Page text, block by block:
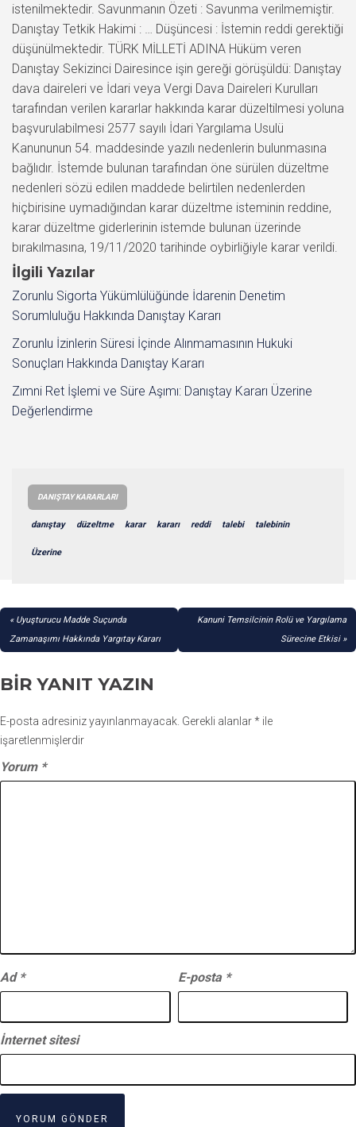
istenilmektedir. Savunmanın Özeti : Savunma verilmemiştir.
Danıştay Tetkik Hakimi : … Düşüncesi : İstemin reddi gerektiği
düşünülmektedir. TÜRK MİLLETİ ADINA Hüküm veren
Danıştay Sekizinci Dairesince işin gereği görüşüldü: Danıştay
dava daireleri ve İdari veya Vergi Dava Daireleri Kurulları
tarafından verilen kararlar hakkında karar düzeltilmesi yoluna
başvurulabilmesi 2577 sayılı İdari Yargılama Usulü
Kanununun 54. maddesinde yazılı nedenlerin bulunmasına
bağlıdır. İstemde bulunan tarafından öne sürülen düzeltme
nedenleri sözü edilen maddede belirtilen nedenlerden
hiçbirisine uymadığından karar düzeltme isteminin reddine,
karar düzeltme giderlerinin istemde bulunan üzerinde
bırakılmasına, 19/11/2020 tarihinde oybirliğiyle karar verildi.
İlgili Yazılar
Zorunlu Sigorta Yükümlülüğünde İdarenin Denetim
Sorumluluğu Hakkında Danıştay Kararı
Zorunlu İzinlerin Süresi İçinde Alınmamasının Hukuki
Sonuçları Hakkında Danıştay Kararı
Zımni Ret İşlemi ve Süre Aşımı: Danıştay Kararı Üzerine
Değerlendirme
DANIŞTAY KARARLARI
danıştay düzeltme karar kararı reddi talebi talebinin
Üzerine
YAZI
GEZINMESI
Uyuşturucu Madde Suçunda
Zamanaşımı Hakkında Yargıtay Kararı
Kanuni Temsilcinin Rolü ve Yargılama
Sürecine Etkisi
BIR YANIT YAZIN
E-posta adresiniz yayınlanmayacak. Gerekli alanlar* ile
işaretlenmişlerdir
Yorum *
Ad * E-posta *
İnternet sitesi